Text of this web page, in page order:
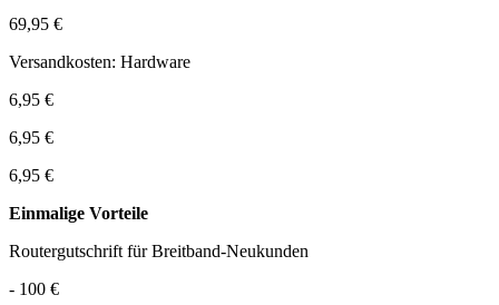
69,95 €
Versandkosten: Hardware
6,95 €
6,95 €
6,95 €
Einmalige Vorteile
Routergutschrift für Breitband-Neukunden
- 100 €